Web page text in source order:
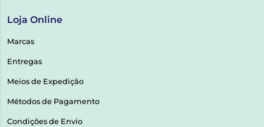
Loja Online
Marcas
Entregas
Meios de Expedição
Métodos de Pagamento
Condições de Envio